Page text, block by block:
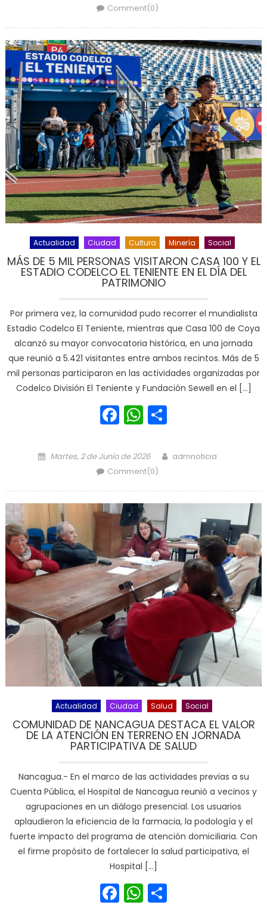
Comment(0)
Actualidad Ciudad Cultura Minería Social
MÁS DE 5 MIL PERSONAS VISITARON CASA 100 Y EL
ESTADIO CODELCO EL TENIENTE EN EL DÍA DEL
PATRIMONIO
Por primera vez, la comunidad pudo recorrer el mundialista
Estadio Codelco El Teniente, mientras que Casa 100 de Coya
alcanzó su mayor convocatoria histórica, en una jornada
que reunió a 5.421 visitantes entre ambos recintos. Más de 5
mil personas participaron en las actividades organizadas por
Codelco División El Teniente y Fundación Sewell en el […]
Facebook
WhatsApp
Posted on
Martes, 2 de Junio de 2026 Author
admnoticia
Comment(0)
Actualidad Ciudad Salud Social
COMUNIDAD DE NANCAGUA DESTACA EL VALOR
DE LA ATENCIÓN EN TERRENO EN JORNADA
PARTICIPATIVA DE SALUD
Nancagua.- En el marco de las actividades previas a su
Cuenta Pública, el Hospital de Nancagua reunió a vecinos y
agrupaciones en un diálogo presencial. Los usuarios
aplaudieron la eficiencia de la farmacia, la podología y el
fuerte impacto del programa de atención domiciliaria. Con
el firme propósito de fortalecer la salud participativa, el
Hospital […]
Facebook
WhatsApp